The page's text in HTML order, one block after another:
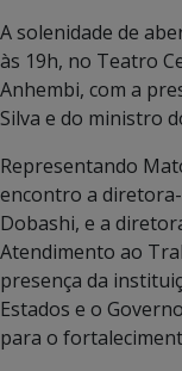
A solenidade de
às 19h, no Teatro
Anhembi, com a
Silva e do ministro
Representando
encontro a
Dobashi, e a
Atendimento ao
presença da
Estados e o
para o